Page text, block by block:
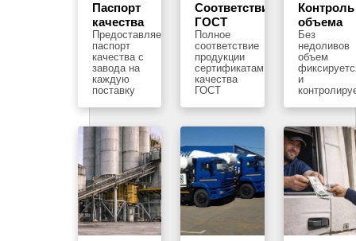
Паспорт
качества
Предоставляем
паспорт
качества с
завода на
каждую
поставку
Соответствие
ГОСТ
Полное
соответствие
продукции
сертификатам
качества
ГОСТ
Контроль
объема
Без
недоливов
объем
и